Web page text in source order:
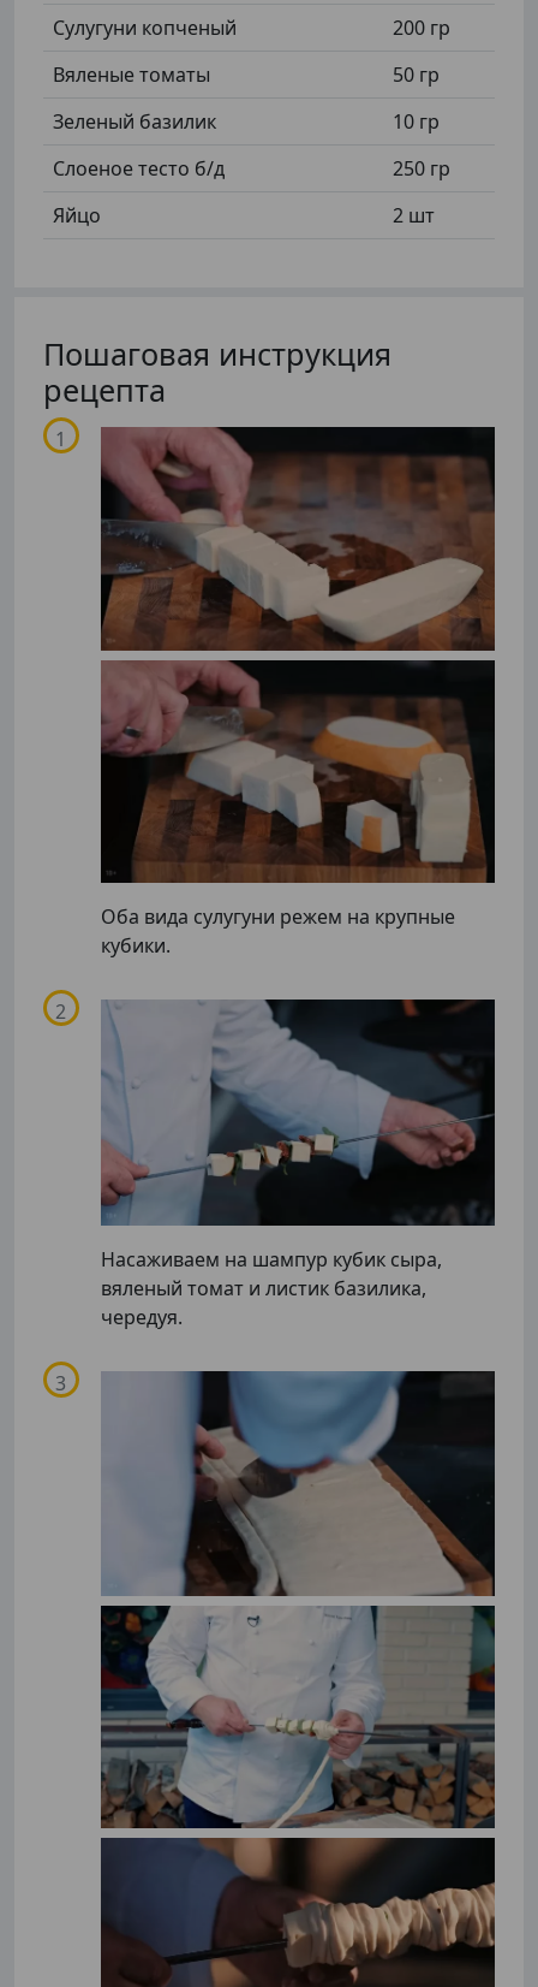
Сулугуни копченый
200 гр
Вяленые томаты
50 гр
Зеленый базилик
10 гр
Слоеное тесто б/д
250 гр
Яйцо
2 шт
Пошаговая инструкция
рецепта
Оба вида сулугуни режем на крупные
кубики.
Насаживаем на шампур кубик сыра,
вяленый томат и листик базилика,
чередуя.